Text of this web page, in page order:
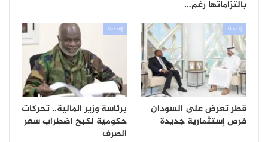
بالتزاماتها رغم…
إقتصاد
قطر تعرض على السودان
فرص إستثمارية جديدة
إقتصاد
برئاسة وزير المالية.. تحركات
حكومية لكبح اضطراب سعر
الصرف